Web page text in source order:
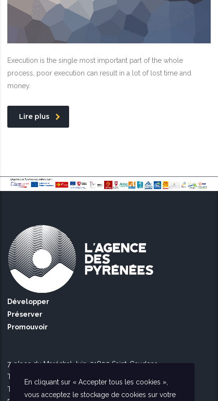
Execution is the single most important part of the whole
process, poor execution can result in a lot of lost time and
money.
Lire plus
Développer
Préserver
Promouvoir
7, place du Maréchal Juin, 31800 Saint-Gaudens
Tél Toulouse : 09 51 90 16 56
Tél Saint Gaudens : 09 73 56 26 02
En cliquant sur « Accepter tous les cookies »,
vous acceptez le stockage de cookies sur votre